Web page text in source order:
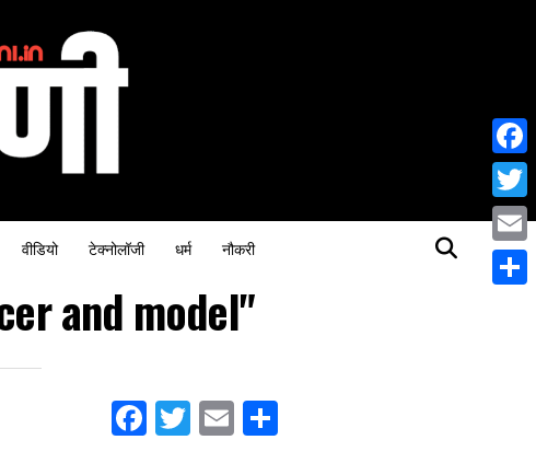
वीडियो टेक्नोलॉजी धर्म नौकरी
and model"
Facebook
Twitter
Email
Email